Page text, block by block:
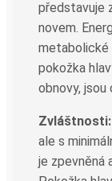
představuje
novem.
metabolické
pokožka
obnovy, jsou
Zvláštnosti:
ale s
je zpevněná